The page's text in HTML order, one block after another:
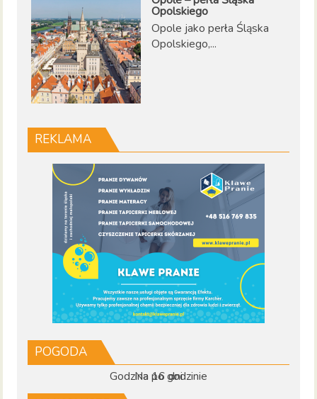
Opolskiego
Opole jako perła Śląska
Opolskiego,...
REKLAMA
POGODA
Godzina po godzinie
Na 16 dni